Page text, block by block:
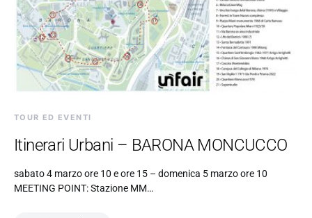
TOUR ED EVENTI
Itinerari Urbani – BARONA MONCUCCO
sabato 4 marzo ore 10 e ore 15 – domenica 5 marzo ore 10
MEETING POINT: Stazione MM…